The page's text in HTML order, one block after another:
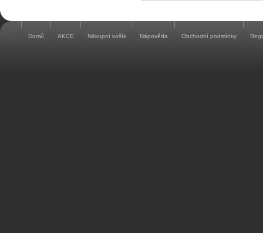
Domů AKCE Nákupní košík Nápověda Obchodní podmínky